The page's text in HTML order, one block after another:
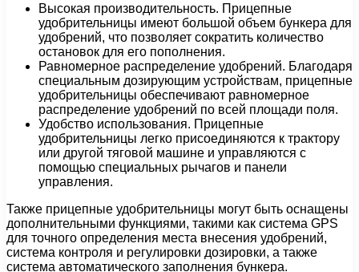
Высокая производительность. Прицепные
удобрительницы имеют большой объем бункера для
удобрений, что позволяет сократить количество
остановок для его пополнения.
Равномерное распределение удобрений. Благодаря
специальным дозирующим устройствам, прицепные
удобрительницы обеспечивают равномерное
распределение удобрений по всей площади поля.
Удобство использования. Прицепные
удобрительницы легко присоединяются к трактору
или другой тяговой машине и управляются с
помощью специальных рычагов и панели
управления.
Также прицепные удобрительницы могут быть оснащены
дополнительными функциями, такими как система GPS
для точного определения места внесения удобрений,
система контроля и регулировки дозировки, а также
система автоматического заполнения бункера.